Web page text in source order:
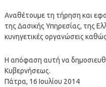
Αναθέτουμε τη τήρηση και
της Δασικής Υπηρεσίας, της
κυνηγετικές οργανώσεις
Η απόφαση αυτή να
Κυβερνήσεως.
Πάτρα, 16 Ιουλίου 2014